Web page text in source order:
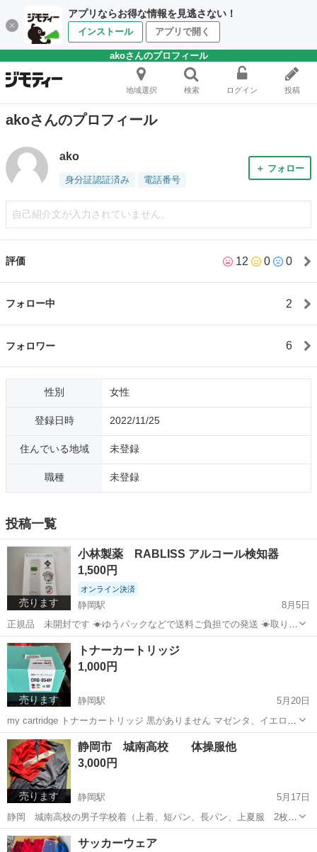
アプリならお得な情報を見逃さない！
インストール アプリで開く
akoさんのプロフィール
地域選択 検索 ログイン 投稿
akoさんのプロフィール
ako
身分証認証済み 電話番号
＋ フォロー
自己紹介文が入力されていません。
評価 12 0 0
フォロー中 2
フォロワー 6
性別 女性
登録日時 2022/11/25
住んでいる地域 未登録
職種 未登録
投稿一覧
売ります
小林製薬 RABLISS アルコール検知器
1,500円
オンライン決済
静岡駅
8月5日
正規品 未開封です ☀︎ゆうパックなどで送料ご負担での発送 ☀︎取りに
来ていただく どちらでも構いません
静岡 静岡市 静岡駅 その他
売ります
トナーカートリッジ
1,000円
静岡駅
5月20日
my cartridge トナーカートリッジ 黒がありません マゼンタ、イエロ
ー、シアンが入っています 中袋は未開封です 取りに来ていただける方
でお願いします
静岡 静岡市 静岡駅 その他 トナーカートリッジ
売ります
静岡市 城南高校 体操服他
3,000円
静岡駅
5月17日
静岡 城南高校の男子学校着（上着、短パン、長パン、上夏服 2枚、
冬ニット）です 170㎝細身が着用していました ほつれ等なく良品で
す 取りに来ていただける方でお願いいたします
静岡 静岡市
サッカーウェア